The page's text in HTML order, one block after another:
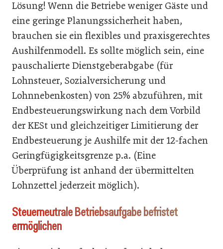
Lösung! Wenn die Betriebe weniger Gäste und
eine geringe Planungssicherheit haben,
brauchen sie ein flexibles und praxisgerechtes
Aushilfenmodell. Es sollte möglich sein, eine
pauschalierte Dienstgeberabgabe (für
Lohnsteuer, Sozialversicherung und
Lohnnebenkosten) von 25% abzuführen, mit
Endbesteuerungswirkung nach dem Vorbild
der KESt und gleichzeitiger Limitierung der
Endbesteuerung je Aushilfe mit der 12-fachen
Geringfügigkeitsgrenze p.a. (Eine
Überprüfung ist anhand der übermittelten
Lohnzettel jederzeit möglich).
Steuerneutrale Betriebsaufgabe befristet
ermöglichen